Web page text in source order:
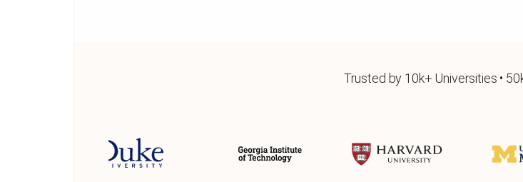
Trusted by 10k+ Universities •